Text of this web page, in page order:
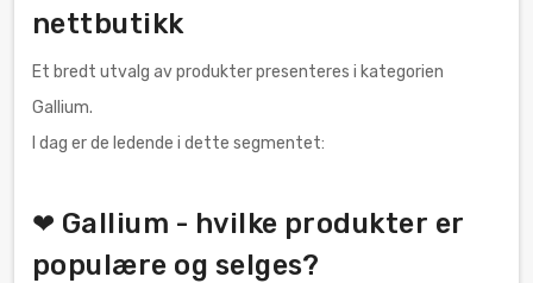
nettbutikk
Et bredt utvalg av produkter presenteres i kategorien
Gallium.
I dag er de ledende i dette segmentet:
❤ Gallium - hvilke produkter er
populære og selges?